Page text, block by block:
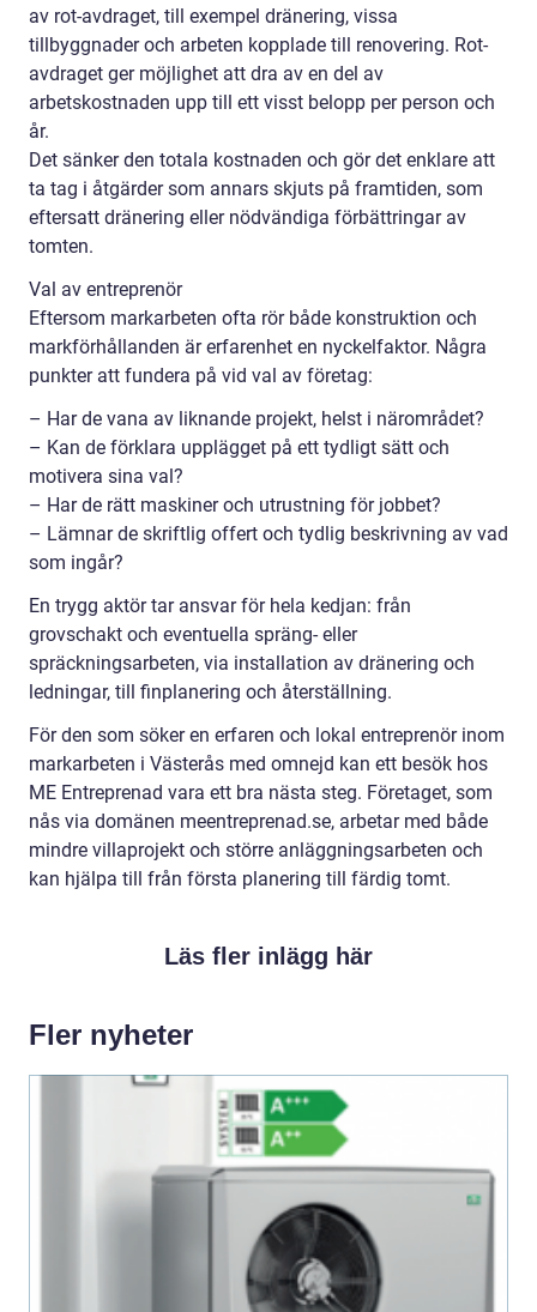
av rot-avdraget, till exempel dränering, vissa
tillbyggnader och arbeten kopplade till renovering. Rot-
avdraget ger möjlighet att dra av en del av
arbetskostnaden upp till ett visst belopp per person och
år.
Det sänker den totala kostnaden och gör det enklare att
ta tag i åtgärder som annars skjuts på framtiden, som
eftersatt dränering eller nödvändiga förbättringar av
tomten.
Val av entreprenör
Eftersom markarbeten ofta rör både konstruktion och
markförhållanden är erfarenhet en nyckelfaktor. Några
punkter att fundera på vid val av företag:
– Har de vana av liknande projekt, helst i närområdet?
– Kan de förklara upplägget på ett tydligt sätt och
motivera sina val?
– Har de rätt maskiner och utrustning för jobbet?
– Lämnar de skriftlig offert och tydlig beskrivning av vad
som ingår?
En trygg aktör tar ansvar för hela kedjan: från
grovschakt och eventuella spräng- eller
spräckningsarbeten, via installation av dränering och
ledningar, till finplanering och återställning.
För den som söker en erfaren och lokal entreprenör inom
markarbeten i Västerås med omnejd kan ett besök hos
ME Entreprenad vara ett bra nästa steg. Företaget, som
nås via domänen meentreprenad.se, arbetar med både
mindre villaprojekt och större anläggningsarbeten och
kan hjälpa till från första planering till färdig tomt.
Läs fler inlägg här
Fler nyheter